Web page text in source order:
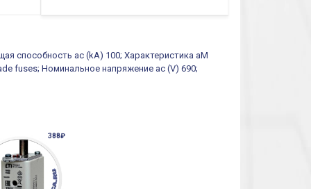
способность ac (kA) 100; Характеристика aM
fuses; Номинальное напряжение ac (V) 690;
388₽